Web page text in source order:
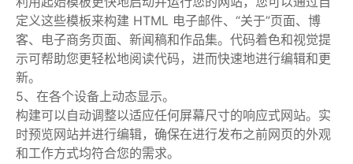
定义这些模板来构建 HTML 电子邮件、“关于”页面、博
客、电子商务页面、新闻稿和作品集。代码着色和视觉提
示可帮助您更轻松地阅读代码，进而快速地进行编辑和更
新。
5、在各个设备上动态显示。
构建可以自动调整以适应任何屏幕尺寸的响应式网站。实
时预览网站并进行编辑，确保在进行发布之前网页的外观
和工作方式均符合您的需求。